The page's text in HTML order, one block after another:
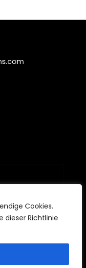
Cookies.
dieser Richtlinie
English